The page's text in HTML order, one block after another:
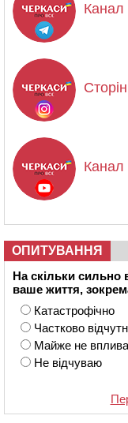
Канал
Канал
ОПИТУВАННЯ
На скільки сильно
ваше життя,
Катастрофічно
Частково
Майже не
Не відчуваю